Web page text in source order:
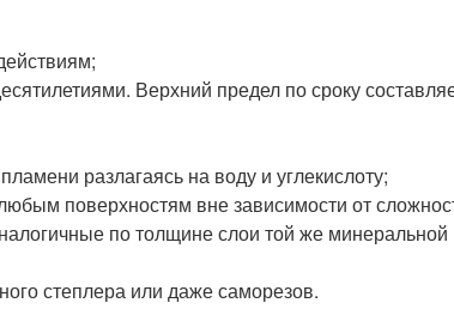
Верхний предел по сроку
разлагаясь на воду и углекислоту;
поверхностям вне зависимости от
по толщине слои той же
степлера или даже саморезов.